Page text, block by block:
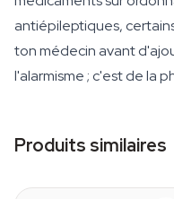
antiépileptiques,
ton médecin avant
l'alarmisme ; c'est de la
Produits similaires